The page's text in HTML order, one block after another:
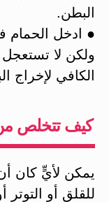
البطن.
● ادخل الحمام
ولكن لا
الكافي لإخراج
كيف تتخلص من
يمكن لأيٍّ كان
للقلق أو